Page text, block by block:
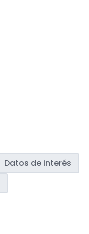
Datos de interés